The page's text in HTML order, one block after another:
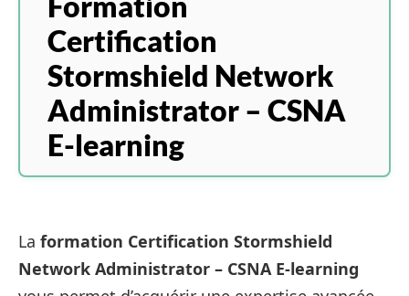
Certification
Stormshield Network
Administrator – CSNA
E-learning
La formation Certification Stormshield
Network Administrator – CSNA E-learning